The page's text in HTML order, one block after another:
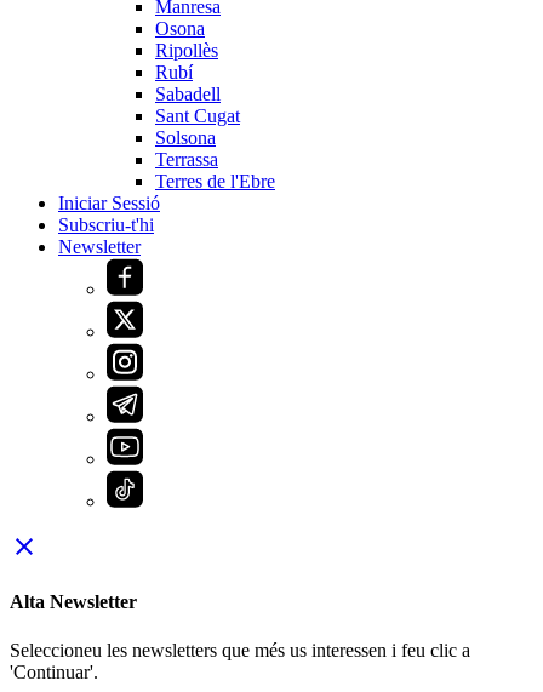
Manresa
Osona
Ripollès
Rubí
Sabadell
Sant Cugat
Solsona
Terrassa
Terres de l'Ebre
Iniciar Sessió
Subscriu-t'hi
Newsletter
close
Alta Newsletter
Seleccioneu les newsletters que més us interessen i feu clic a
'Continuar'.